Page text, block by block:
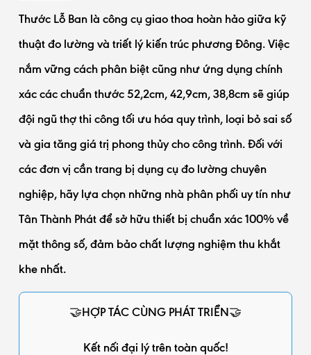
Thước Lỗ Ban là công cụ giao thoa hoàn hảo giữa kỹ
thuật đo lường và triết lý kiến trúc phương Đông. Việc
nắm vững cách phân biệt cũng như ứng dụng chính
xác các chuẩn thước 52,2cm, 42,9cm, 38,8cm sẽ giúp
đội ngũ thợ thi công tối ưu hóa quy trình, loại bỏ sai số
và gia tăng giá trị phong thủy cho công trình. Đối với
các đơn vị cần trang bị dụng cụ đo lường chuyên
nghiệp, hãy lựa chọn những nhà phân phối uy tín như
Tân Thành Phát để sở hữu thiết bị chuẩn xác 100% về
mặt thông số, đảm bảo chất lượng nghiệm thu khắt
khe nhất.
🤝HỢP TÁC CÙNG PHÁT TRIỂN🤝
Kết nối đại lý trên toàn quốc!